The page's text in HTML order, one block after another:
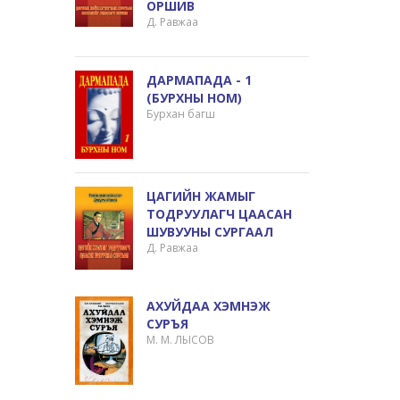
ОРШИВ
Д. Равжаа
ДАРМАПАДА - 1
(БУРХНЫ HOM)
Бурхан багш
ЦАГИЙН ЖАМЫГ
ТОДРУУЛАГЧ ЦААСАН
ШУВУУНЫ СУРГААЛ
Д. Равжаа
АХУЙДАА ХЭМНЭЖ
СУРЪЯ
М. М. ЛЫСОВ